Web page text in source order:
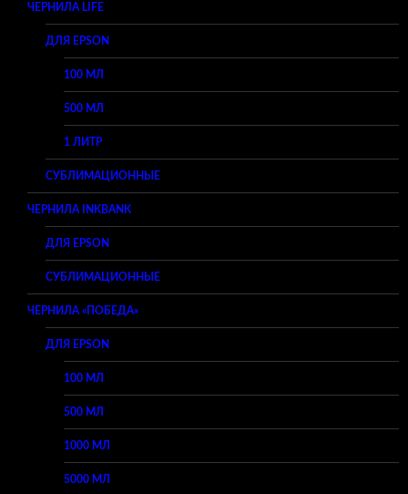
ЧЕРНИЛА LIFE
ДЛЯ EPSON
100 МЛ
500 МЛ
1 ЛИТР
СУБЛИМАЦИОННЫЕ
ЧЕРНИЛА INKBANK
ДЛЯ EPSON
СУБЛИМАЦИОННЫЕ
ЧЕРНИЛА «ПОБЕДА»
ДЛЯ EPSON
100 МЛ
500 МЛ
1000 МЛ
5000 МЛ